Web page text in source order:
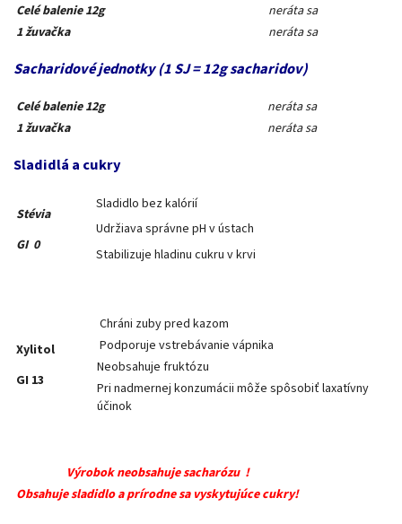
Celé balenie 12g
neráta sa
1 žuvačka
neráta sa
Sacharidové jednotky (1 SJ = 12g sacharidov)
Celé balenie 12g
neráta sa
1 žuvačka
neráta sa
Sladidlá a cukry
Stévia
GI 0
Sladidlo bez kalórií
Udržiava správne pH v ústach
Stabilizuje hladinu cukru v krvi
Xylitol
GI 13
Chráni zuby pred kazom
Podporuje vstrebávanie vápnika
Neobsahuje fruktózu
Pri nadmernej konzumácii môže spôsobiť laxatívny
účinok
Výrobok neobsahuje sacharózu !
Obsahuje sladidlo a prírodne sa vyskytujúce cukry!